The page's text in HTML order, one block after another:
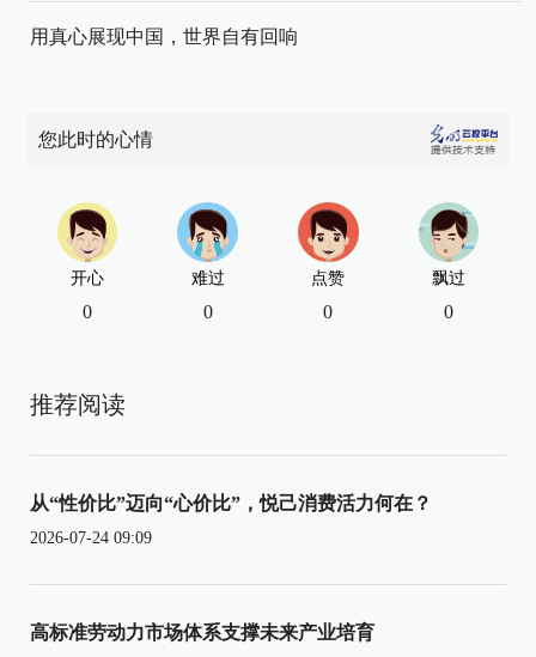
用真心展现中国，世界自有回响
您此时的心情
开心
0
难过
0
点赞
0
飘过
0
推荐阅读
从“性价比”迈向“心价比”，悦己消费活力何在？
2026-07-24 09:09
高标准劳动力市场体系支撑未来产业培育